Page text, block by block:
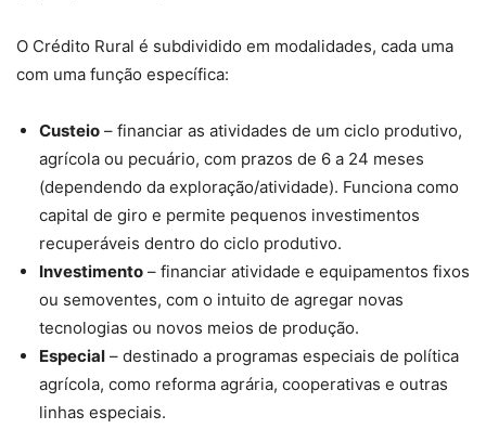
O Crédito Rural é subdividido em modalidades, cada uma
com uma função específica:
Custeio – financiar as atividades de um ciclo produtivo,
agrícola ou pecuário, com prazos de 6 a 24 meses
(dependendo da exploração/atividade). Funciona como
capital de giro e permite pequenos investimentos
recuperáveis dentro do ciclo produtivo.
Investimento – financiar atividade e equipamentos fixos
ou semoventes, com o intuito de agregar novas
tecnologias ou novos meios de produção.
Especial – destinado a programas especiais de política
agrícola, como reforma agrária, cooperativas e outras
linhas especiais.